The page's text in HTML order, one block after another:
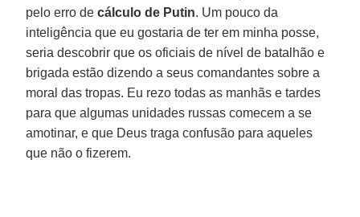
pelo erro decálculo de Putin. Um pouco da
inteligência que eu gostaria de ter em minha posse,
seria descobrir que os oficiais de nível de batalhão e
brigada estão dizendo a seus comandantes sobre a
moral das tropas. Eu rezo todas as manhãs e tardes
para que algumas unidades russas comecem a se
amotinar, e que Deus traga confusão para aqueles
que não o fizerem.